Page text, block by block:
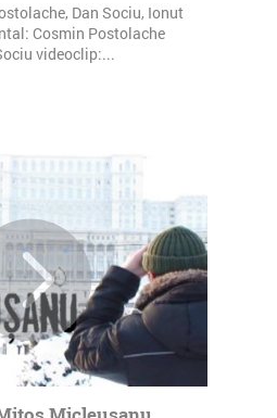
Dan Sociu, Ionut
Cosmin Postolache
videoclip:...